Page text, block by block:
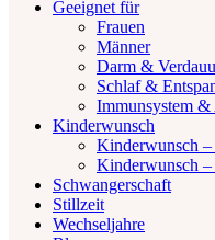
Geeignet für
Frauen
Männer
Darm &
Schlaf &
Immunsystem
Kinderwunsch
Kinderwunsch –
Kinderwunsch –
Schwangerschaft
Stillzeit
Wechseljahre